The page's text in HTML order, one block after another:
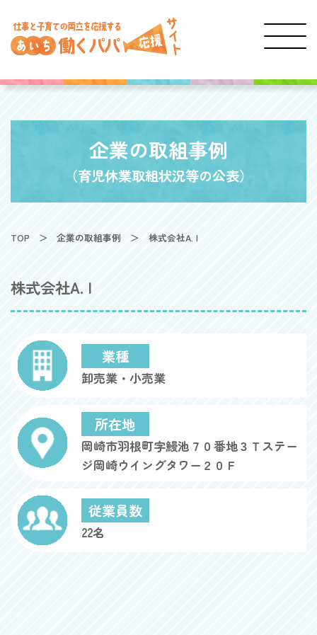
企業の取組事例
（育児休業取組状況等の公表）
TOP 企業の取組事例 株式会社A. I
株式会社A. I
業種
卸売業・小売業
所在地
岡崎市羽根町字鰻池７０番地３Ｔステー
ジ岡崎ウイングタワー２０Ｆ
従業員数
22名